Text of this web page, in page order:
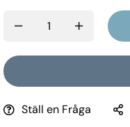
Ställ en Fråga